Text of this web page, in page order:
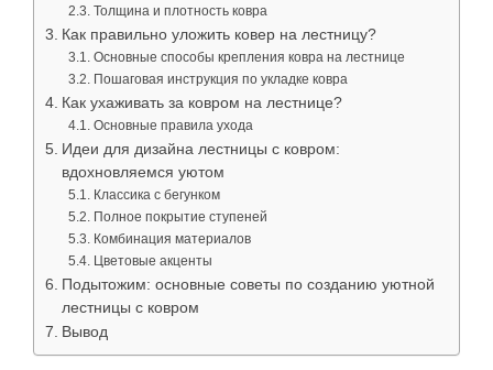
Толщина и плотность ковра
Как правильно уложить ковер на лестницу?
Основные способы крепления ковра на лестнице
Пошаговая инструкция по укладке ковра
Как ухаживать за ковром на лестнице?
Основные правила ухода
Идеи для дизайна лестницы с ковром:
вдохновляемся уютом
Классика с бегунком
Полное покрытие ступеней
Комбинация материалов
Цветовые акценты
Подытожим: основные советы по созданию уютной
лестницы с ковром
Вывод